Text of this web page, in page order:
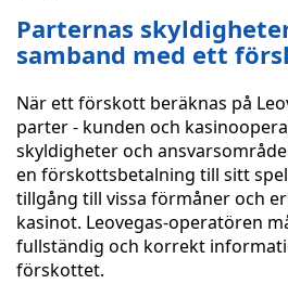
Parternas
samband med ett
När ett förskott beräknas på
parter - kunden och
skyldigheter och
en förskottsbetalning till sitt
tillgång till vissa förmåner och
kasinot. Leovegas-operatören
fullständig och korrekt
förskottet.